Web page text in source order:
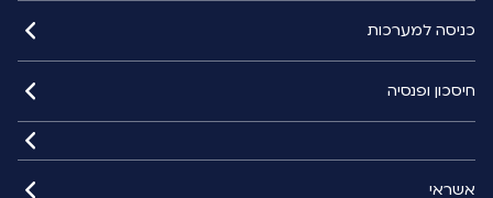
כניסה למערכות
חיסכון ופנסיה
אשראי